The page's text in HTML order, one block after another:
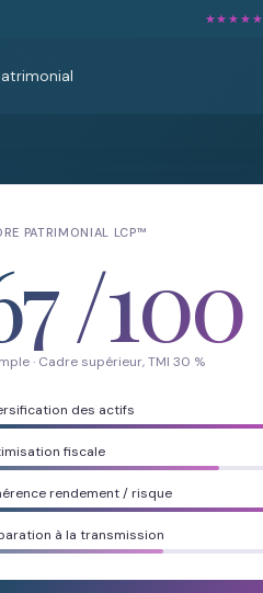
★★★★★
PATRIMONIAL LCP™
/100
· Cadre supérieur, TMI 30 %
des actifs
fiscale
rendement / risque
à la transmission